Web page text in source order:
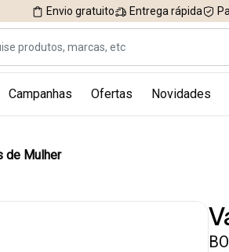
Envio gratuito Entrega rápida
Campanhas Ofertas Novidades
de Mulher